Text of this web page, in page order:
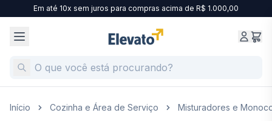
Em até 10x sem juros para compras acima de R$ 1.000,00
Início Cozinha e Área de Serviço Misturadores e